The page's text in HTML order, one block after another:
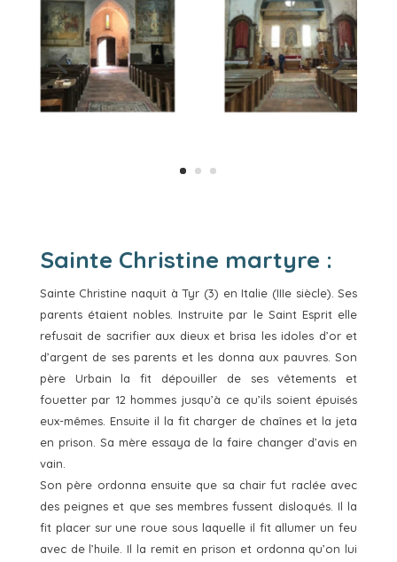
Sainte Christine martyre :
Sainte Christine naquit à Tyr (3) en Italie (IIIe siècle). Ses
parents étaient nobles. Instruite par le Saint Esprit elle
refusait de sacrifier aux dieux et brisa les idoles d’or et
d’argent de ses parents et les donna aux pauvres. Son
père Urbain la fit dépouiller de ses vêtements et
fouetter par 12 hommes jusqu’à ce qu’ils soient épuisés
eux-mêmes. Ensuite il la fit charger de chaînes et la jeta
en prison. Sa mère essaya de la faire changer d’avis en
vain.
Son père ordonna ensuite que sa chair fut raclée avec
des peignes et que ses membres fussent disloqués. Il la
fit placer sur une roue sous laquelle il fit allumer un feu
avec de l’huile. Il la remit en prison et ordonna qu’on lui